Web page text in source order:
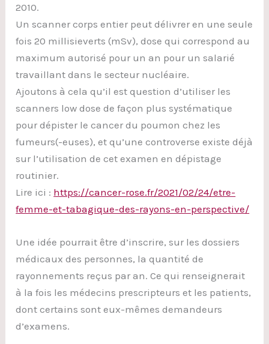
2010.
Un scanner corps entier peut délivrer en une seule
fois 20 millisieverts (mSv), dose qui correspond au
maximum autorisé pour un an pour un salarié
travaillant dans le secteur nucléaire.
Ajoutons à cela qu’il est question d’utiliser les
scanners low dose de façon plus systématique
pour dépister le cancer du poumon chez les
fumeurs(-euses), et qu’une controverse existe déjà
sur l’utilisation de cet examen en dépistage
routinier.
Lire ici : https://cancer-rose.fr/2021/02/24/etre-
femme-et-tabagique-des-rayons-en-perspective/
Une idée pourrait être d’inscrire, sur les dossiers
médicaux des personnes, la quantité de
rayonnements reçus par an. Ce qui renseignerait
à la fois les médecins prescripteurs et les patients,
dont certains sont eux-mêmes demandeurs
d’examens.